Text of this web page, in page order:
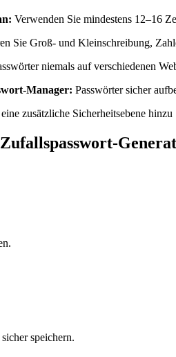
Verwenden Sie mindestens 12–16
Sie Groß- und Kleinschreibung,
niemals auf verschiedenen
Manager: Passwörter sicher
zusätzliche Sicherheitsebene hinzu
speichern.